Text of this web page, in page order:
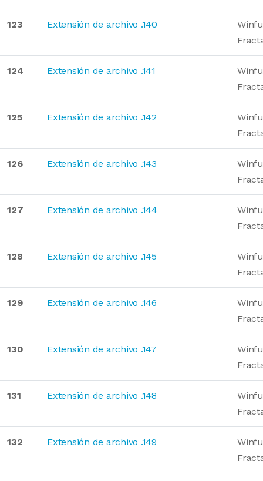
123 Extensión de archivo .140
124 Extensión de archivo .141
125 Extensión de archivo .142
126 Extensión de archivo .143
127 Extensión de archivo .144
128 Extensión de archivo .145
129 Extensión de archivo .146
130 Extensión de archivo .147
131 Extensión de archivo .148
132 Extensión de archivo .149